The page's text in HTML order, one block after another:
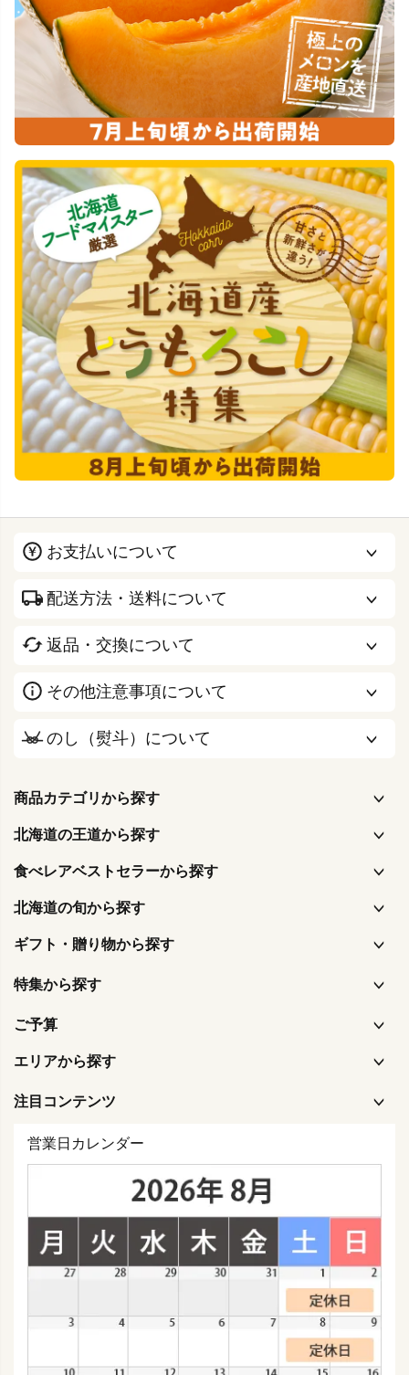
お支払いについて
配送方法・送料について
返品・交換について
その他注意事項について
のし（熨斗）について
商品カテゴリから探す
北海道の王道から探す
食べレアベストセラーから探す
北海道の旬から探す
ギフト・贈り物から探す
特集から探す
ご予算
エリアから探す
注目コンテンツ
営業日カレンダー